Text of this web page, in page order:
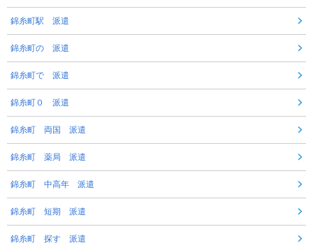
錦糸町駅 派遣
錦糸町の 派遣
錦糸町で 派遣
錦糸町０ 派遣
錦糸町 両国 派遣
錦糸町 薬局 派遣
錦糸町 中高年 派遣
錦糸町 短期 派遣
錦糸町 探す 派遣